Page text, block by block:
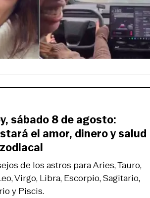
de los astros para Aries, Tauro,
Virgo, Libra, Escorpio, Sagitario,
y Piscis.
sábado 8 de agosto:
el amor, dinero y salud